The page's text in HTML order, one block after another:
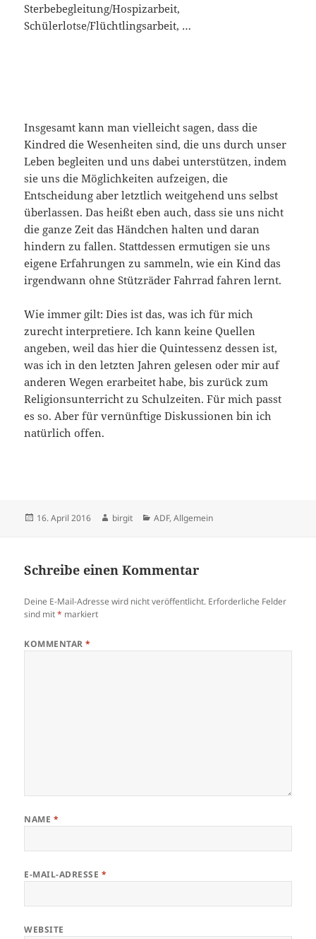
Sterbebegleitung/Hospizarbeit,
Schülerlotse/Flüchtlingsarbeit, …
Insgesamt kann man vielleicht sagen, dass die
Kindred die Wesenheiten sind, die uns durch unser
Leben begleiten und uns dabei unterstützen, indem
sie uns die Möglichkeiten aufzeigen, die
Entscheidung aber letztlich weitgehend uns selbst
überlassen. Das heißt eben auch, dass sie uns nicht
die ganze Zeit das Händchen halten und daran
hindern zu fallen. Stattdessen ermutigen sie uns
eigene Erfahrungen zu sammeln, wie ein Kind das
irgendwann ohne Stützräder Fahrrad fahren lernt.
Wie immer gilt: Dies ist das, was ich für mich
zurecht interpretiere. Ich kann keine Quellen
angeben, weil das hier die Quintessenz dessen ist,
was ich in den letzten Jahren gelesen oder mir auf
anderen Wegen erarbeitet habe, bis zurück zum
Religionsunterricht zu Schulzeiten. Für mich passt
es so. Aber für vernünftige Diskussionen bin ich
natürlich offen.
Veröffentlicht
16. April 2016 Autor
birgit Kategorien
ADF,Allgemein
Schreibe einen Kommentar
Deine E-Mail-Adresse wird nicht veröffentlicht. Erforderliche Felder
sind mit* markiert
KOMMENTAR*
NAME *
E-MAIL-ADRESSE *
WEBSITE